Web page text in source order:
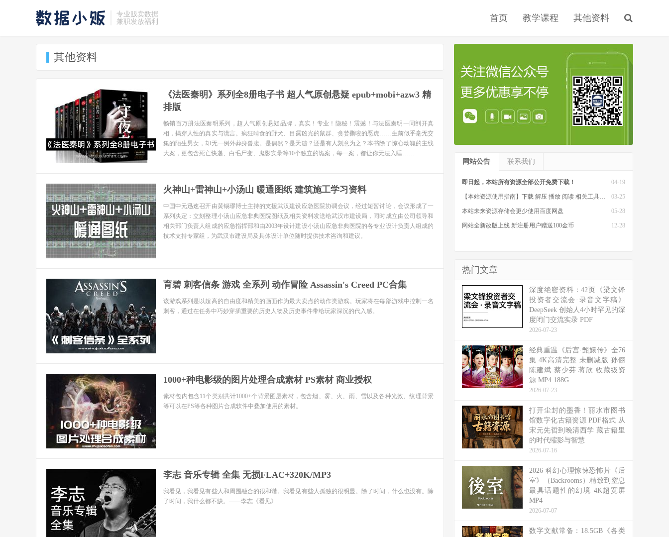
专业贩卖数据
兼职发放福利
首页 教学课程 其他资料
其他资料
《法医秦明》系列全8册电子书 超人气原创悬疑 epub+mobi+azw3 精
排版
畅销百万册法医秦明系列，超人气原创悬疑品牌，真实！专业！隐秘！震撼！与法医秦明一同剖开真
相，揭穿人性的真实与谎言。疯狂啃食的野犬、目露凶光的鼠群、贪婪撕咬的恶虎……生前似乎毫无交
集的陌生男女，却无一例外葬身兽腹。是偶然？是天谴？还是有人刻意为之？本书除了惊心动魄的主线
大案，更包含死亡快递、白毛尸变、鬼影实录等10个独立的诡案，每一案，都让你无法入睡……
火神山+雷神山+小汤山 暖通图纸 建筑施工学习资料
中国中元迅速召开由黄锡璆博士主持的支援武汉建设应急医院协调会议，经过短暂讨论，会议形成了一
系列决定：立刻整理小汤山应急非典医院图纸及相关资料发送给武汉市建设局，同时成立由公司领导和
相关部门负责人组成的应急指挥部和由2003年设计建设小汤山应急非典医院的各专业设计负责人组成的
技术支持专家组，为武汉市建设局及具体设计单位随时提供技术咨询和建议。
育碧 刺客信条 游戏 全系列 动作冒险 Assassin's Creed PC合集
该游戏系列是以超高的自由度和精美的画面作为最大卖点的动作类游戏。玩家将在每部游戏中控制一名
刺客，通过在任务中巧妙穿插重要的历史人物及历史事件带给玩家深沉的代入感。
1000+种电影级的图片处理合成素材 PS素材 商业授权
素材包内包含11个类别共计1000+个背景图层素材，包含烟、雾、火、雨、雪以及各种光效、纹理背景
等可以在PS等各种图片合成软件中叠加使用的素材。
李志 音乐专辑 全集 无损FLAC+320K/MP3
我看见，我看见有些人和周围融合的很和谐。我看见有些人孤独的很明显。除了时间，什么也没有。除
了时间，我什么都不缺。——李志《看见》
网站公告 联系我们
04-19
即日起，本站所有资源全部公开免费下载！
03-25
【本站资源使用指南】下载 解压 播放 阅读 相关工具软件
05-28
本站未来资源存储会更少使用百度网盘
12-28
网站全新改版上线 新注册用户赠送100金币
热门文章
深度绝密资料：42页《梁文锋
投资者交流会·录音文字稿》
DeepSeek 创始人4小时罕见的深
度闭门交流实录 PDF
2026-07-23
经典重温《后宫·甄嬛传》全76
集 4K高清完整 未删减版 孙俪
陈建斌 蔡少芬 蒋欣 收藏级资
源 MP4 188G
2026-07-23
打开尘封的墨香！丽水市图书
馆数字化古籍资源 PDF格式 从
宋元先哲到晚清西学 藏古籍里
的时代缩影与智慧
2026-07-16
2026 科幻心理惊悚恐怖片《后
室》（Backrooms）精致到窒息
最具话题性的幻境 4K超宽屏
MP4
2026-07-07
数字文献常备：18.5GB《各类